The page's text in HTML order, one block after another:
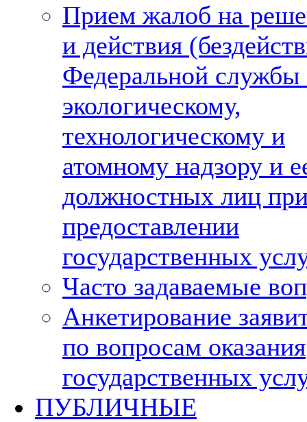
Прием жалоб на
и действия
Федеральной службы
экологическому,
технологическому и
атомному надзору и
должностных лиц
предоставлении
государственных
Часто задаваемые
Анкетирование
по вопросам оказания
государственных
ПУБЛИЧНЫЕ